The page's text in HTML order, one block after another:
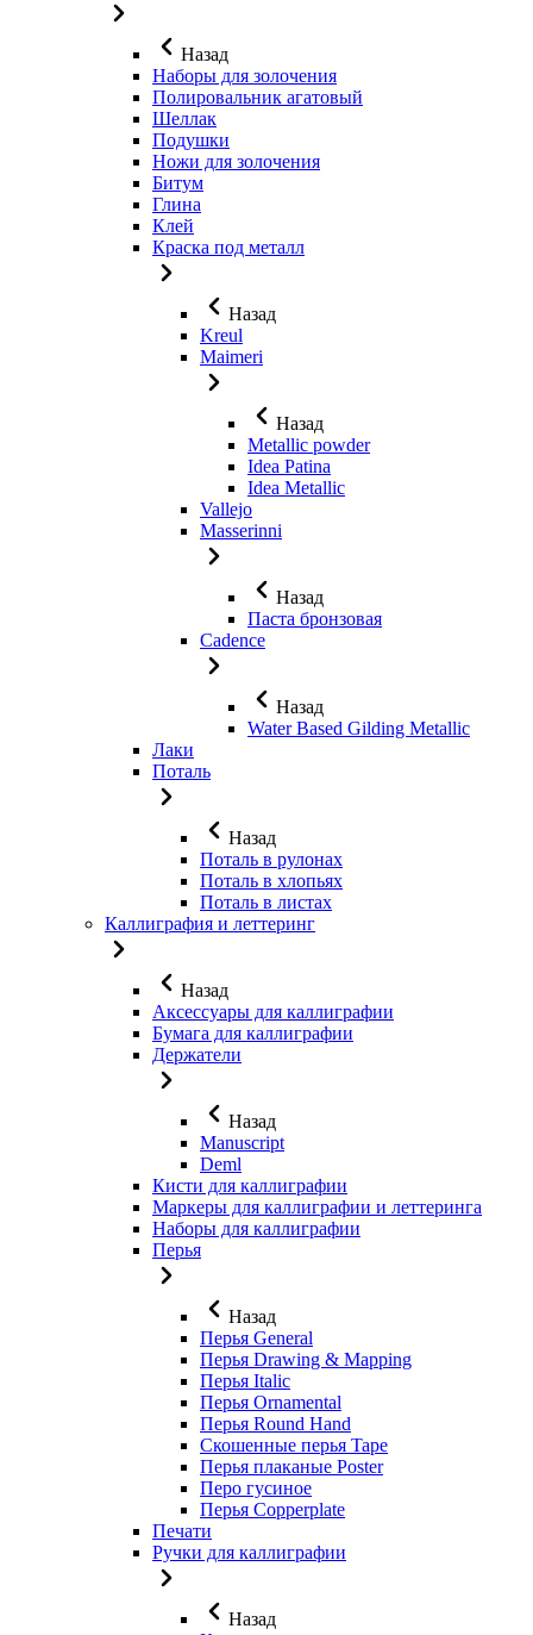
Назад
Наборы для золочения
Полировальник агатовый
Шеллак
Подушки
Ножи для золочения
Битум
Глина
Клей
Краска под металл
Назад
Kreul
Maimeri
Назад
Metallic powder
Idea Patina
Idea Metallic
Vallejo
Masserinni
Назад
Паста бронзовая
Cadence
Назад
Water Based Gilding Metallic
Лаки
Поталь
Назад
Поталь в рулонах
Поталь в хлопьях
Поталь в листах
Каллиграфия и леттеринг
Назад
Аксессуары для каллиграфии
Бумага для каллиграфии
Держатели
Назад
Manuscript
Deml
Кисти для каллиграфии
Маркеры для каллиграфии и леттеринга
Наборы для каллиграфии
Перья
Назад
Перья General
Перья Drawing & Mapping
Перья Italic
Перья Ornamental
Перья Round Hand
Скошенные перья Tape
Перья плаканые Poster
Перо гусиное
Перья Copperplate
Печати
Ручки для каллиграфии
Назад